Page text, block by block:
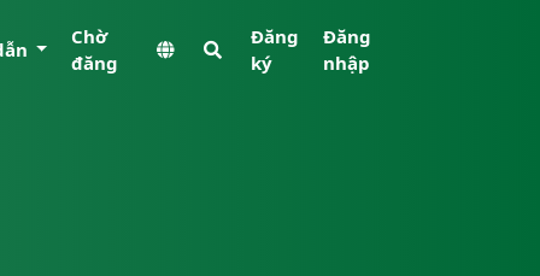
Chờ
đăng
Đăng
ký
Đăng
nhập